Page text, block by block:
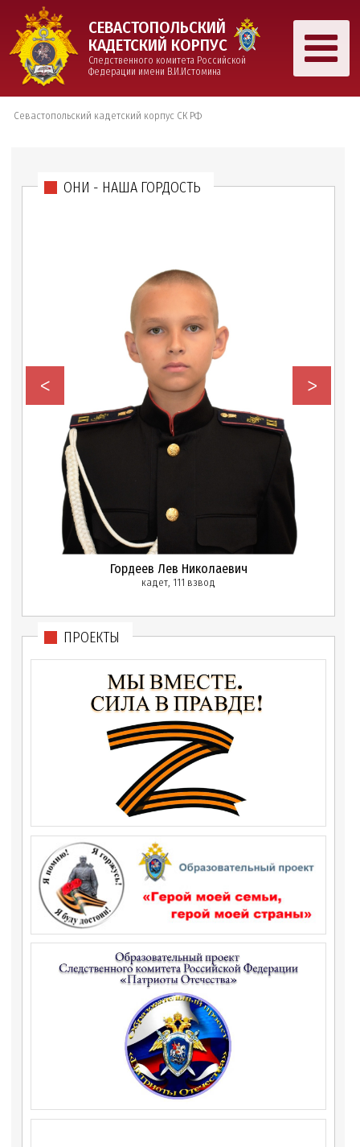
СЕВАСТОПОЛЬСКИЙ
КАДЕТСКИЙ КОРПУС
Следственного комитета Российской
Федерации имени В.И.Истомина
Севастопольский кадетский корпус СК РФ
ОНИ - НАША ГОРДОСТЬ
Гордеев Лев Николаевич
кадет, 111 взвод
< >
ПРОЕКТЫ